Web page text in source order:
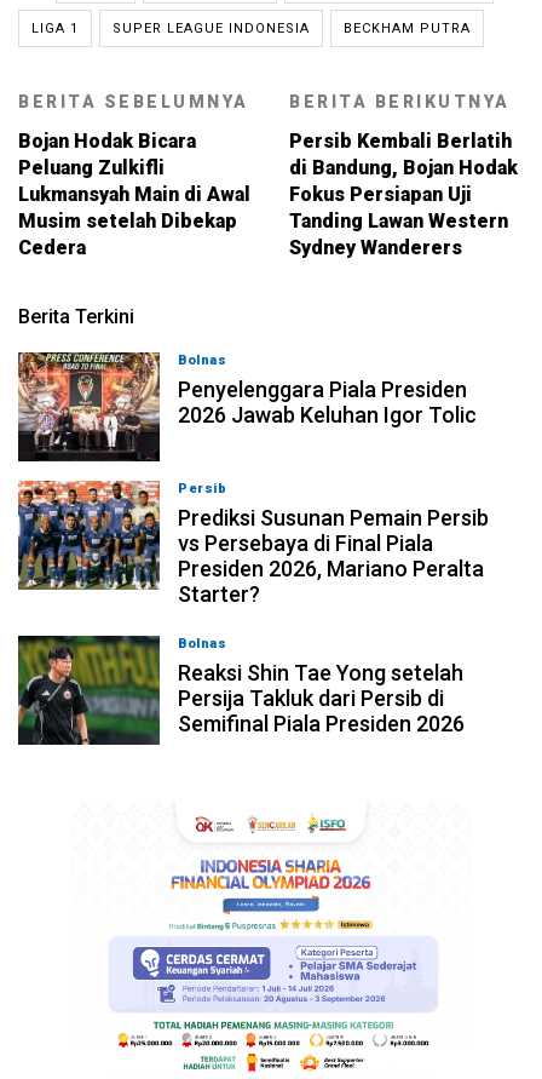
LIGA 1 SUPER LEAGUE INDONESIA BECKHAM PUTRA
BERITA SEBELUMNYA
Bojan Hodak Bicara
Peluang Zulkifli
Lukmansyah Main di Awal
Musim setelah Dibekap
Cedera
BERITA BERIKUTNYA
Persib Kembali Berlatih
di Bandung, Bojan Hodak
Fokus Persiapan Uji
Tanding Lawan Western
Sydney Wanderers
Berita Terkini
Bolnas
Penyelenggara Piala Presiden
2026 Jawab Keluhan Igor Tolic
Persib
Prediksi Susunan Pemain Persib
vs Persebaya di Final Piala
Presiden 2026, Mariano Peralta
Starter?
Bolnas
Reaksi Shin Tae Yong setelah
Persija Takluk dari Persib di
Semifinal Piala Presiden 2026